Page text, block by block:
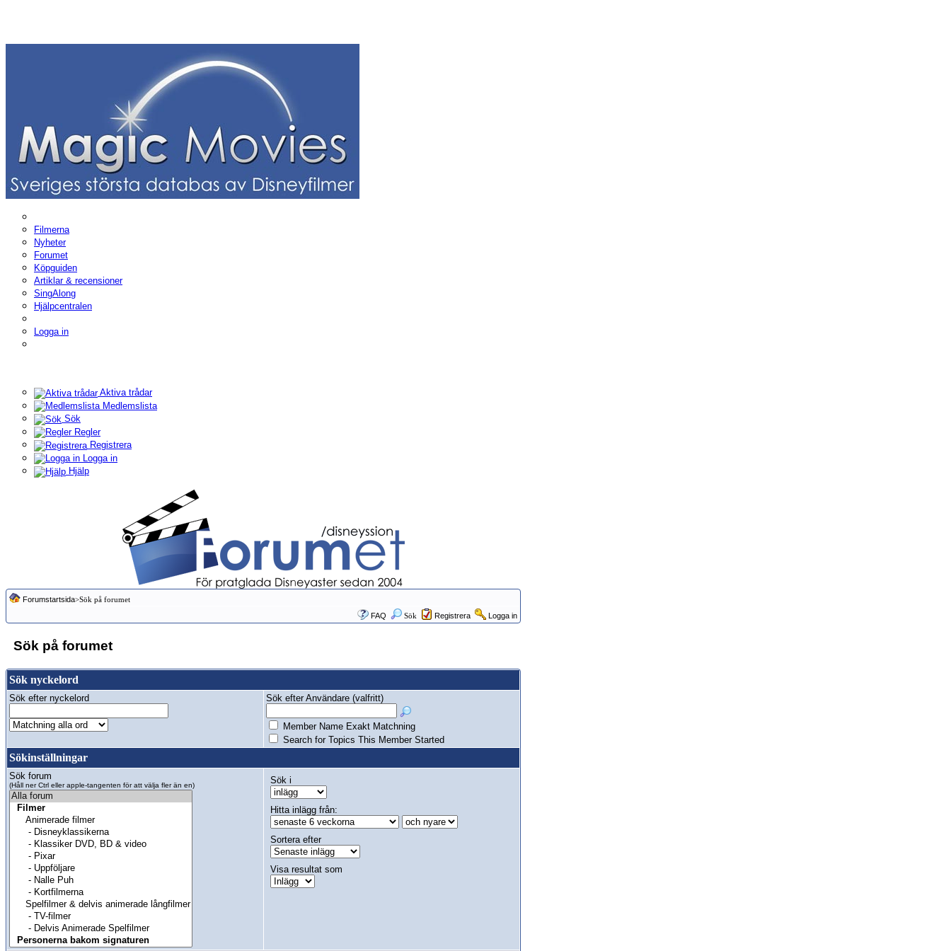
Filmerna
Nyheter
Forumet
Köpguiden
Artiklar & recensioner
SingAlong
Hjälpcentralen
Logga in
Aktiva trådar
Medlemslista
Sök
Regler
Registrera
Logga in
Hjälp
Forumstartsida>Sök på forumet
FAQ
Sök Registrera Logga in
Sök på forumet
Sök nyckelord
Sök efter nyckelord Sök efter Användare (valfritt)
Member Name Exakt Matchning
Search for Topics This Member Started
Sökinställningar
Sök forum
(Håll ner Ctrl eller apple-tangenten för att välja fler än en) Sök i
Hitta inlägg från:
Sortera efter
Visa resultat som